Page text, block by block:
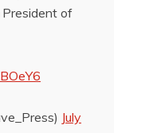
of
July